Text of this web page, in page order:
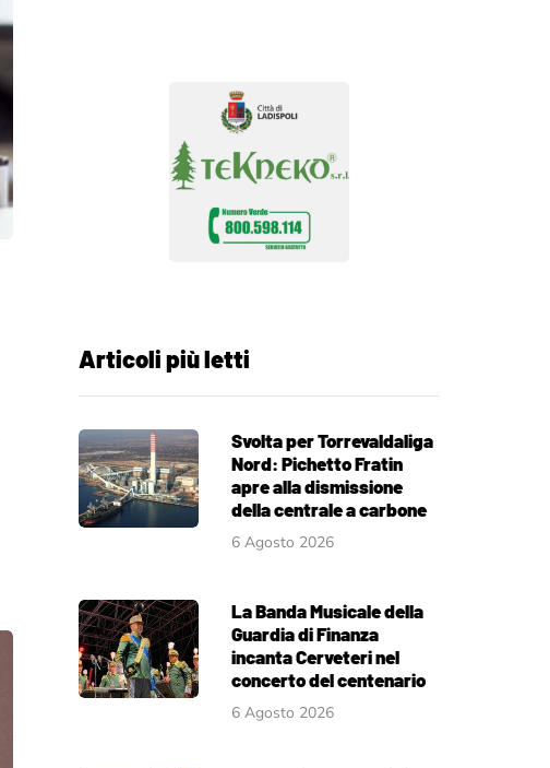
Articoli più letti
Svolta per Torrevaldaliga
Nord: Pichetto Fratin
apre alla dismissione
della centrale a carbone
6 Agosto 2026
La Banda Musicale della
Guardia di Finanza
incanta Cerveteri nel
concerto del centenario
6 Agosto 2026